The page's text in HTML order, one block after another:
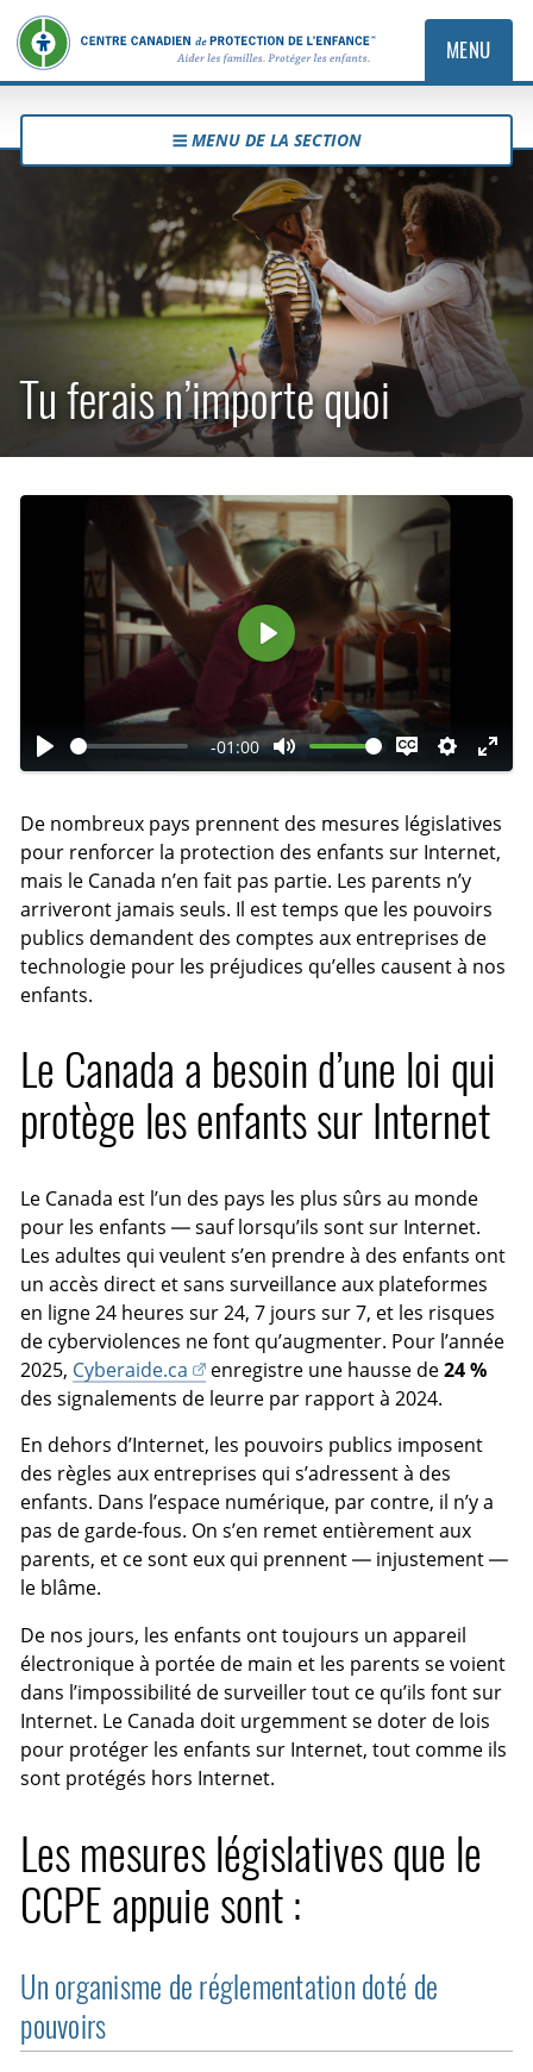
MENU
MENU DE LA SECTION
Tu ferais n’importe quoi
L
r
e
-01:00
C
u
p
e
r
l
o
n
E
l
e
v
e
r
s
s
o
u
-
t
i
t
e
s
R
g
l
a
e
M
d
e
e
é
c
r
a
L
i
r
e
De nombreux pays prennent des mesures législatives
pour renforcer la protection des enfants sur Internet,
mais le Canada n’en fait pas partie. Les parents n’y
arriveront jamais seuls. Il est temps que les pouvoirs
publics demandent des comptes aux entreprises de
technologie pour les préjudices qu’elles causent à nos
enfants.
Le Canada a besoin d’une loi qui
protège les enfants sur Internet
Le Canada est l’un des pays les plus sûrs au monde
pour les enfants — sauf lorsqu’ils sont sur Internet.
Les adultes qui veulent s’en prendre à des enfants ont
un accès direct et sans surveillance aux plateformes
en ligne 24 heures sur 24, 7 jours sur 7, et les risques
de cyberviolences ne font qu’augmenter. Pour l’année
2025, Cyberaide.ca enregistre une hausse de24 %
des signalements de leurre par rapport à 2024.
En dehors d’Internet, les pouvoirs publics imposent
des règles aux entreprises qui s’adressent à des
enfants. Dans l’espace numérique, par contre, il n’y a
pas de garde-fous. On s’en remet entièrement aux
parents, et ce sont eux qui prennent — injustement —
le blâme.
De nos jours, les enfants ont toujours un appareil
électronique à portée de main et les parents se voient
dans l’impossibilité de surveiller tout ce qu’ils font sur
Internet. Le Canada doit urgemment se doter de lois
pour protéger les enfants sur Internet, tout comme ils
sont protégés hors Internet.
Les mesures législatives que le
CCPE appuie sont :
Un organisme de réglementation doté de
pouvoirs